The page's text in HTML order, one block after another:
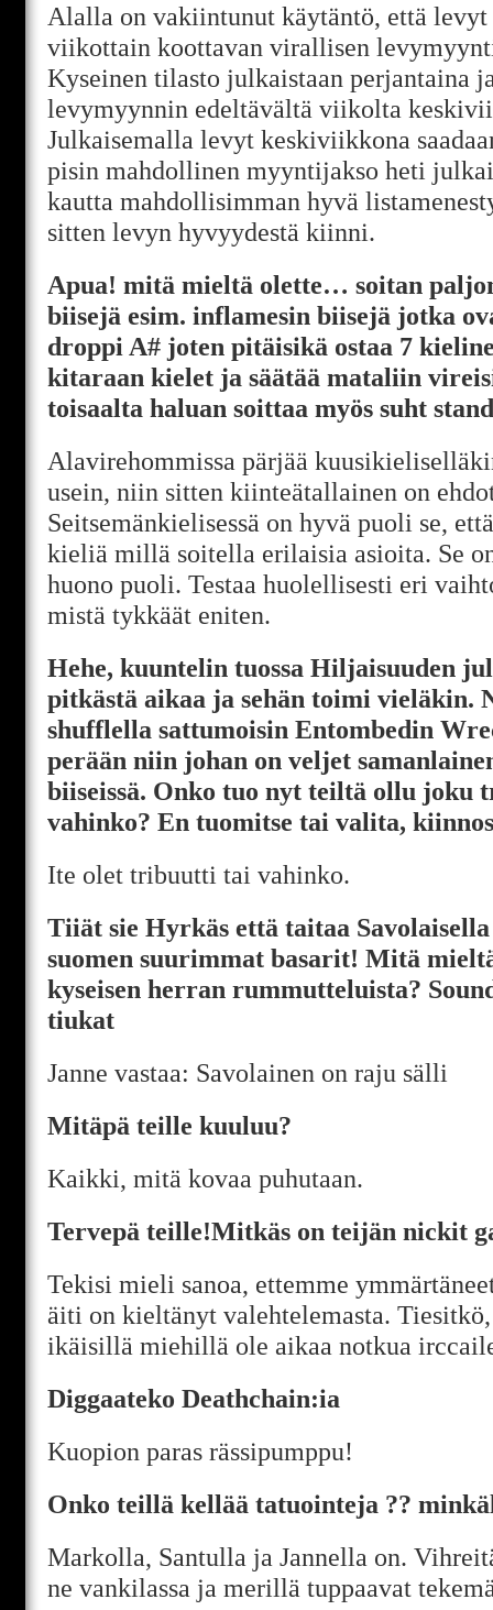
Alalla on vakiintunut käytäntö, että
viikottain koottavan virallisen
Kyseinen tilasto julkaistaan perjantaina
levymyynnin edeltävältä viikolta
Julkaisemalla levyt keskiviikkona
pisin mahdollinen myyntijakso heti
kautta mahdollisimman hyvä
sitten levyn hyvyydestä kiinni.
Apua! mitä mieltä olette… soitan
biisejä esim. inflamesin biisejä jotka
droppi A# joten pitäisikä ostaa 7
kitaraan kielet ja säätää mataliin
toisaalta haluan soittaa myös suht
Alavirehommissa pärjää
usein, niin sitten kiinteätallainen on
Seitsemänkielisessä on hyvä puoli se,
kieliä millä soitella erilaisia asioita. Se
huono puoli. Testaa huolellisesti eri
mistä tykkäät eniten.
Hehe, kuuntelin tuossa Hiljaisuuden
pitkästä aikaa ja sehän toimi vieläkin.
shufflella sattumoisin Entombedin
perään niin johan on veljet
biiseissä. Onko tuo nyt teiltä ollu joku
vahinko? En tuomitse tai valita,
Ite olet tribuutti tai vahinko.
Tiiät sie Hyrkäs että taitaa
suomen suurimmat basarit! Mitä
kyseisen herran rummutteluista?
tiukat
Janne vastaa: Savolainen on raju sälli
Mitäpä teille kuuluu?
Kaikki, mitä kovaa puhutaan.
Tervepä teille!Mitkäs on teijän nickit
Tekisi mieli sanoa, ettemme
äiti on kieltänyt valehtelemasta.
ikäisillä miehillä ole aikaa notkua
Diggaateko Deathchain:ia
Kuopion paras rässipumppu!
Onko teillä kellää tatuointeja ??
Markolla, Santulla ja Jannella on.
ne vankilassa ja merillä tuppaavat